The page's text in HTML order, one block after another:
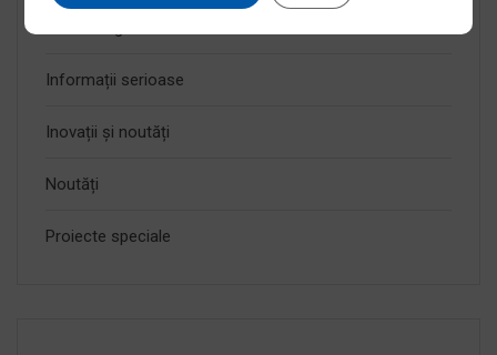
Informații serioase
Inovații și noutăți
Noutăți
Proiecte speciale